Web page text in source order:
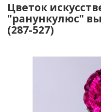
Цветок
"ранункулюс"
(287-527)